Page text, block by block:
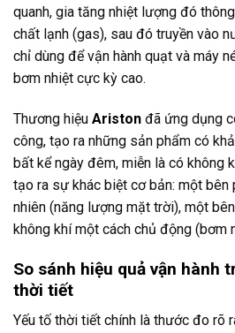
quanh, gia tăng nhiệt lượng đó
chất lạnh (gas), sau đó truyền vào
chỉ dùng để vận hành quạt và máy
bơm nhiệt cực kỳ cao.
Thương hiệu Ariston đã ứng dụng
công, tạo ra những sản phẩm có
bất kể ngày đêm, miễn là có không
tạo ra sự khác biệt cơ bản: một bên
nhiên (năng lượng mặt trời), một
không khí một cách chủ động (bơm
So sánh hiệu quả vận hành
thời tiết
Yếu tố thời tiết chính là thước đo rõ